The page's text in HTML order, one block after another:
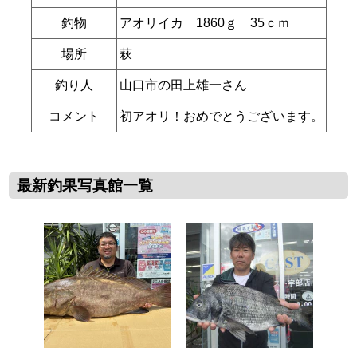
釣物 アオリイカ 1860ｇ 35ｃｍ
場所 萩
釣り人 山口市の田上雄一さん
コメント 初アオリ！おめでとうございます。
最新釣果写真館一覧